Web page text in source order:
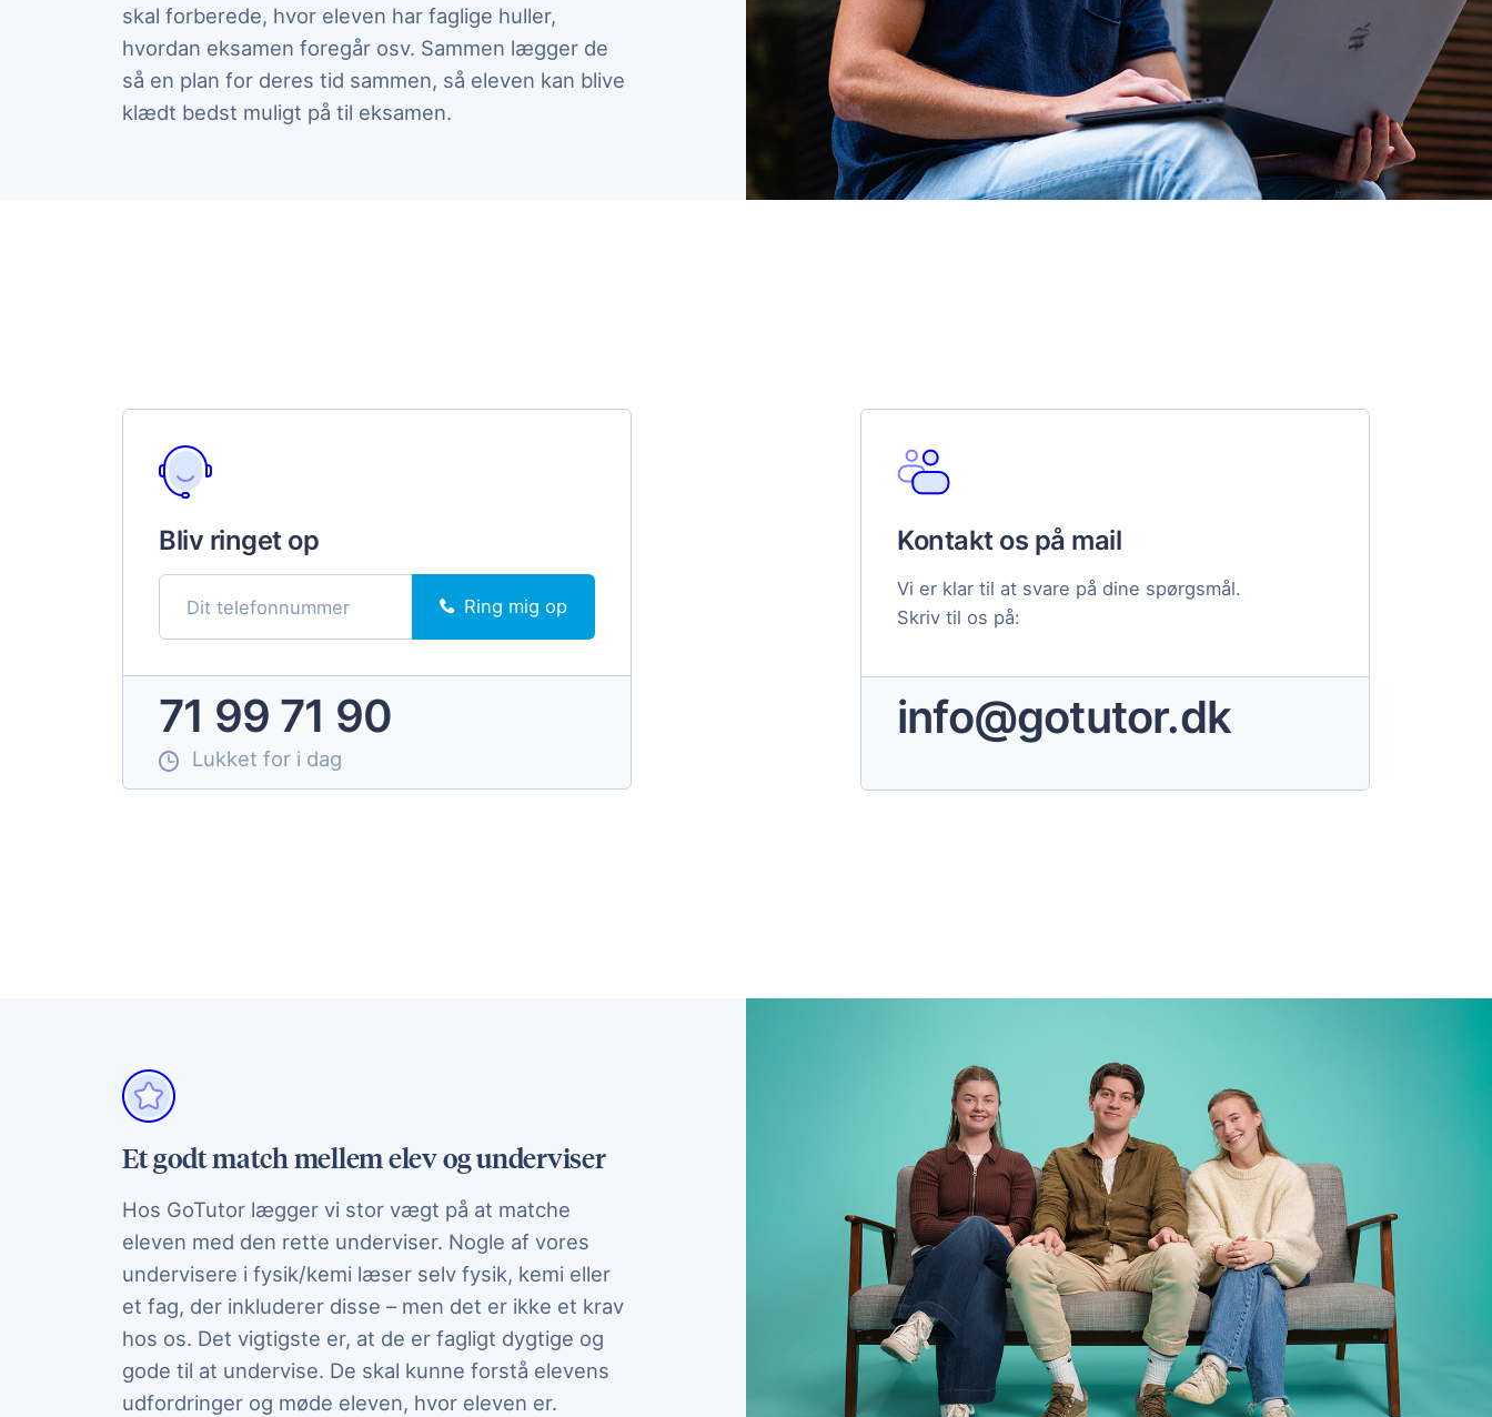
skal forberede, hvor eleven har faglige huller,
hvordan eksamen foregår osv. Sammen lægger de
så en plan for deres tid sammen, så eleven kan blive
klædt bedst muligt på til eksamen.
Bliv ringet op
Ring mig op
71 99 71 90
Lukket for i dag
Kontakt os på mail
Vi er klar til at svare på dine spørgsmål.
Skriv til os på:
info@gotutor.dk
Et godt match mellem elev og underviser
Hos GoTutor lægger vi stor vægt på at matche
eleven med den rette underviser. Nogle af vores
undervisere i fysik/kemi læser selv fysik, kemi eller
et fag, der inkluderer disse – men det er ikke et krav
hos os. Det vigtigste er, at de er fagligt dygtige og
gode til at undervise. De skal kunne forstå elevens
udfordringer og møde eleven, hvor eleven er.